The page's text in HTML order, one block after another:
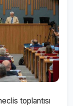
toplantısı